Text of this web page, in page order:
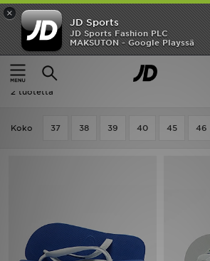
×
JD Sports
JD Sports Fashion PLC
MAKSUTON - Google Playssä
Etusivu
Miehet
Miehet - Havaianas Brazil
2 tuotetta
Koko 37 38 39 40 45 46
Etusivu
Ale
Uutuudet
Tuotemerkit